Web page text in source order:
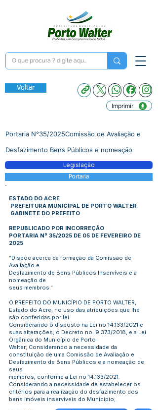
Voltar
Imprimir
Portaria N°35/2025Comissão de Avaliação e
Desfazimento Bens Públicos e nomeação
Legislação
Portaria
ESTADO DO ACRE
PREFEITURA MUNICIPAL DE PORTO WALTER
GABINETE DO PREFEITO
REPUBLICADO POR INCORREÇÃO
PORTARIA Nº 35/2025 DE 05 DE FEVEREIRO DE
2025
“Dispõe acerca da formação da Comissão de
Avaliação e
Desfazimento de Bens Públicos Inservíveis e a
nomeação de
seus membros.”
O PREFEITO DO MUNICÍPIO DE PORTO WALTER,
Estado do Acre, no uso das atribuições que lhe
são conferidas por lei.
Considerando o disposto na Lei no 14.133/2021 e
suas alterações; o Decreto no. 9.373/2018, e a Lei
Orgânica do Município de Porto
Walter; Considerando a necessidade da
constituição de uma Comissão de Avaliação e
Desfazimento de Bens Públicos e a nomeação de
seus
membros, conforme a Lei no 14.133/2021.
Considerando a necessidade de estabelecer os
critérios para a realização do desfazimento dos
bens imóveis inservíveis do Município;